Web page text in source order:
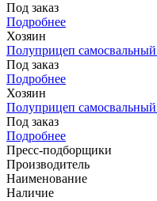
Под заказ
Подробнее
Хозяин
Полуприцеп
Под заказ
Подробнее
Хозяин
Полуприцеп
Под заказ
Подробнее
Пресс-подборщики
Производитель
Наименование
Наличие